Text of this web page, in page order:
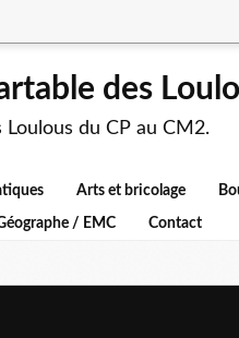
des
Loulous du CP au CM2.
Arts et bricolage
/ EMC Contact